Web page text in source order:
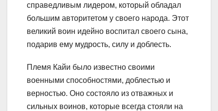
справедливым лидером, который обладал
большим авторитетом у своего народа. Этот
великий воин идейно воспитал своего сына,
подарив ему мудрость, силу и доблесть.
Племя Кайи было известно своими
военными способностями, доблестью и
верностью. Оно состояло из отважных и
сильных воинов, которые всегда стояли на